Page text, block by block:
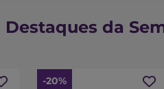
Destaques da
-20%